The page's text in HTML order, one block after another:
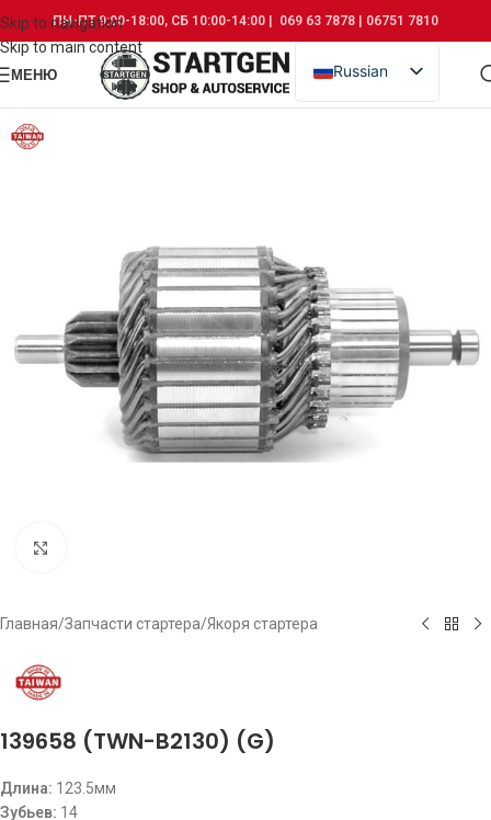
Skip to navigation
Skip to main content
ПН-ПТ 9:00-18:00, СБ 10:00-14:00 | 069 63 7878 | 06751 7810
МЕНЮ
Russian
Romanian
Главная/Запчасти стартера/Якоря стартера
139658 (TWN-B2130) (G)
Длина: 123.5мм
Зубьев: 14